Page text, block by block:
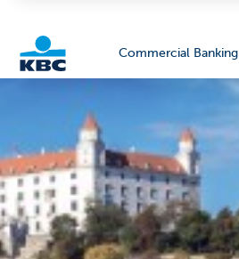
Corporate
Commercial Banking